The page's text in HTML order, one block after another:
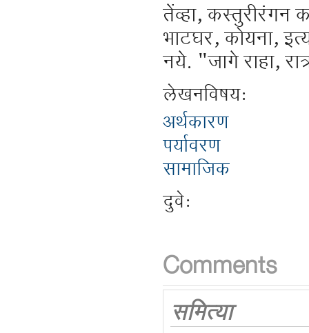
तेंव्हा, कस्तुरीरंगन
भाटघर, कोयना,
नये. "जागे राहा,
लेखनविषय:
अर्थकारण
पर्यावरण
सामाजिक
दुवे:
Comments
समित्या